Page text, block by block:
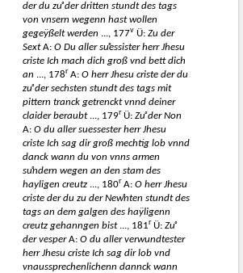
der du zuͦ der dritten stundt des tags
von vnsern wegenn hast wollen
gegeÿßelt werden ..., 177v Ü: Zu der
SextA: O Du aller suͦessister herr Jhesu
criste Ich mach dich groß vnd bett dich
an ..., 178r A: O herr Jhesu criste der du
zuͦ der sechsten stundt des tags mit
pittern tranck getrenckt vnnd deiner
claider beraubt..., 179r Ü: Zuͦ der Non
A: O du aller suessester herr Jhesu
criste Ich sag dir groß mechtig lob vnnd
danck wann du von vnns armen
suͦndern wegen an den stam des
hayligen creutz ..., 180r A: O herr Jhesu
criste der du zu der Newͦnten stundt des
tags an dem galgen des haÿligenn
creutz gehanngen bist..., 181r Ü: Zuͦ
der vesperA: O du aller verwundtester
herr Jhesu criste Ich sag dir lob vnd
vnaussprechenlichenn dannck wann